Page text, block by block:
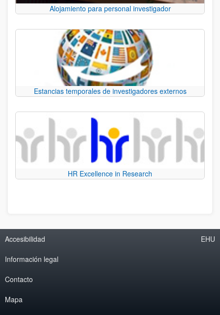
Alojamiento para personal investigador
Estancias temporales de investigadores externos
HR Excellence in Research
Accesibilidad
Información legal
Contacto
Mapa
EHU